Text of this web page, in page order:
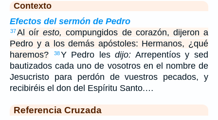
Contexto
Efectos del sermón de Pedro
37Al oíresto, compungidos de corazón, dijeron a
Pedro y a los demás apóstoles: Hermanos, ¿qué
haremos?
38 Y Pedro lesdijo: Arrepentíos y sed
bautizados cada uno de vosotros en el nombre de
Jesucristo para perdón de vuestros pecados, y
recibiréis el don del Espíritu Santo.…
Referencia Cruzada